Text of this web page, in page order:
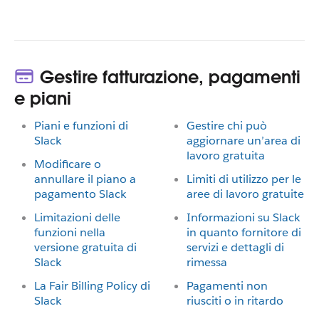
Gestire fatturazione, pagamenti
e piani
Piani e funzioni di
Slack
Modificare o
annullare il piano a
pagamento Slack
Limitazioni delle
funzioni nella
versione gratuita di
Slack
La Fair Billing Policy di
Slack
Gestire chi può
aggiornare un’area di
lavoro gratuita
Limiti di utilizzo per le
aree di lavoro gratuite
Informazioni su Slack
in quanto fornitore di
servizi e dettagli di
rimessa
Pagamenti non
riusciti o in ritardo